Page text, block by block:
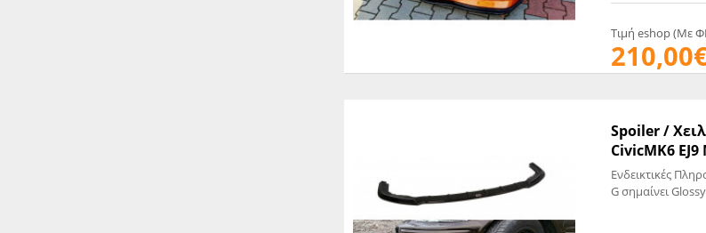
Τιμή eshop (Με
Spoiler /
CivicMK6
Ενδεικτικές
G σημαίνει